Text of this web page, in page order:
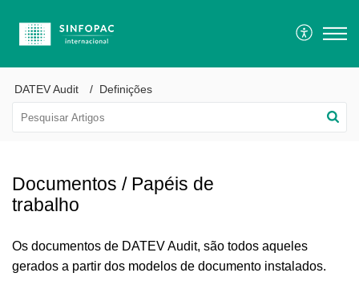
DATEV Audit Definições
Documentos / Papéis de
trabalho
Os documentos de DATEV Audit, são todos aqueles
gerados a partir dos modelos de documento instalados.